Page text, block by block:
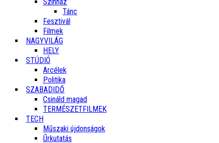
Tánc
Fesztivál
Filmek
NAGYVILÁG
HELY
STÚDIÓ
Arcélek
Politika
SZABADIDŐ
Csináld magad
TERMÉSZETFILMEK
TECH
Műszaki újdonságok
Űrkutatás